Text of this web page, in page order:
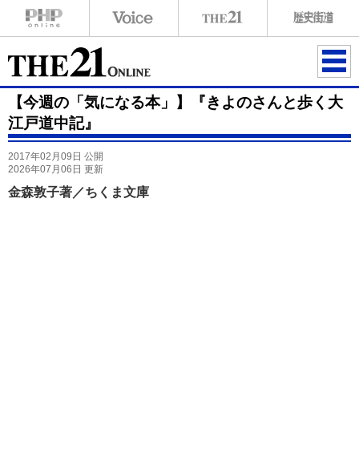
ME
NU
【今週の「気になる本」】『きよのさんと歩く大
江戸道中記』
2017年02月09日 公開
2026年07月06日 更新
金森敦子著／ちくま文庫